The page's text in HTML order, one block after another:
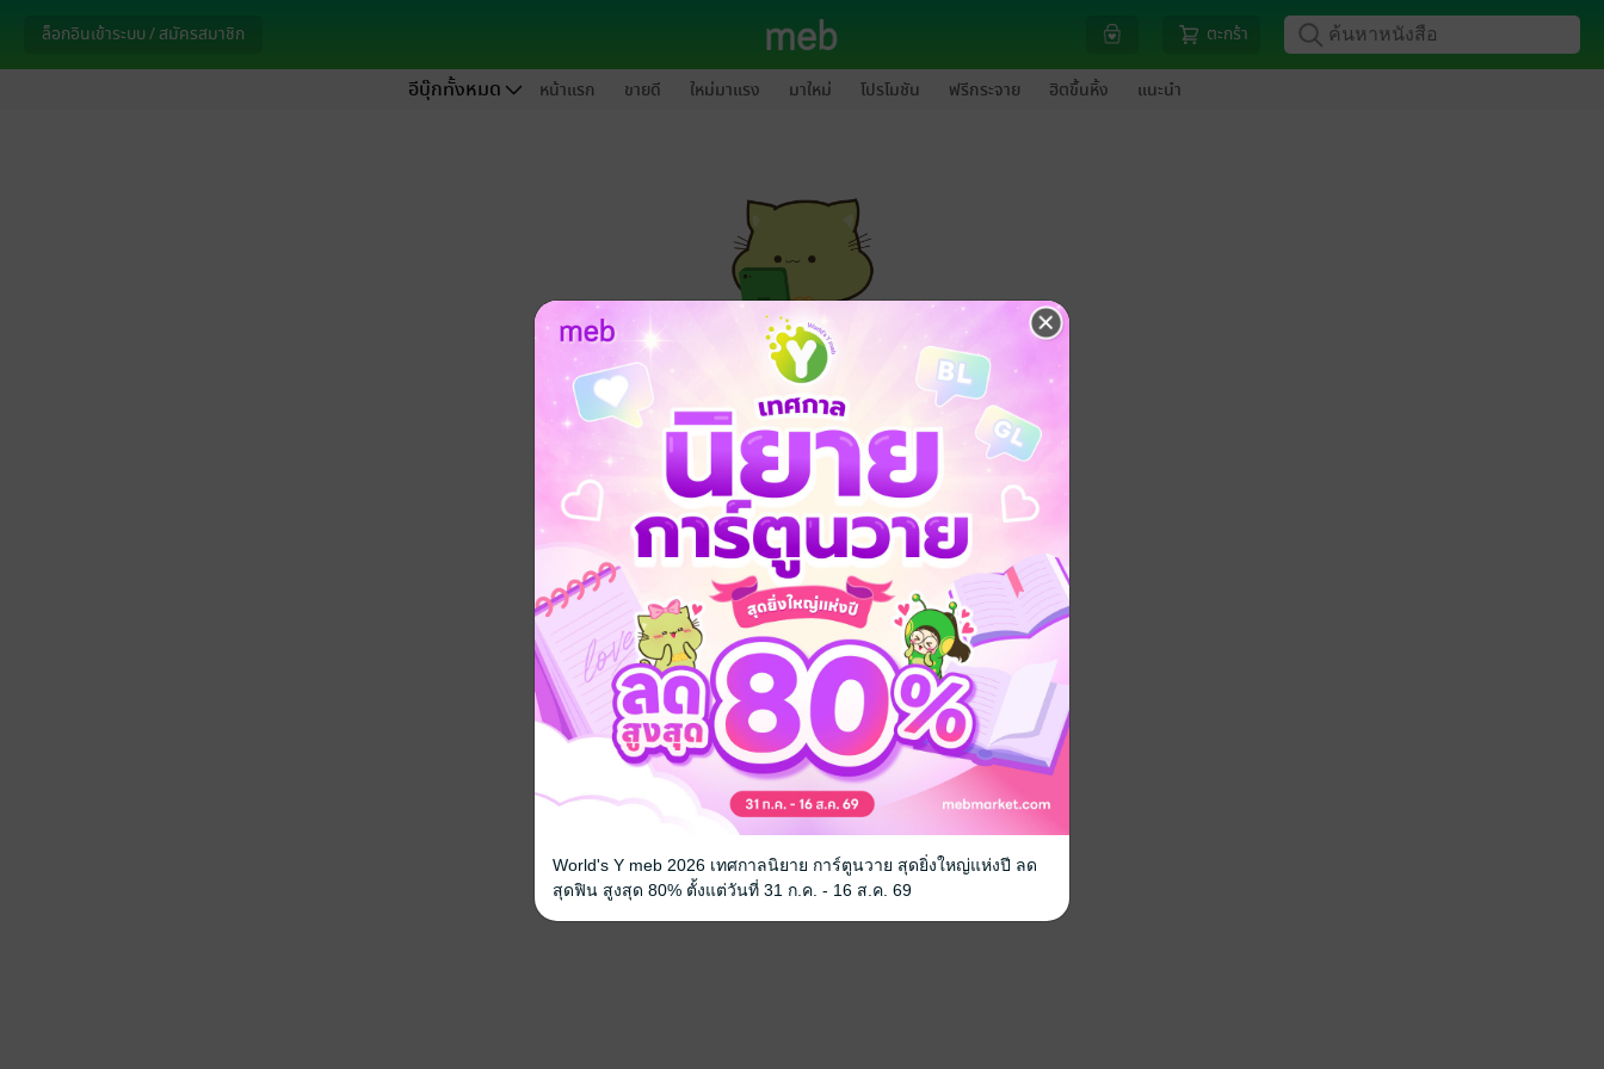
ล็อกอินเข้าระบบ / สมัครสมาชิก ตะกร้า
อีบุ๊กทั้งหมด หน้าแรก ขายดี ใหม่มาแรง มาใหม่ โปรโมชัน ฟรีกระจาย ฮิตขึ้นหิ้ง แนะนำ
กรุณาเข้าสู่ระบบก่อนดำเนินรายการด้วยค่ะ
ล็อกอินเข้าระบบ
World's Y meb 2026 เทศกาลนิยาย การ์ตูนวาย สุดยิ่งใหญ่แห่งปี ลด
สุดฟิน สูงสุด 80% ตั้งแต่วันที่ 31 ก.ค. - 16 ส.ค. 69